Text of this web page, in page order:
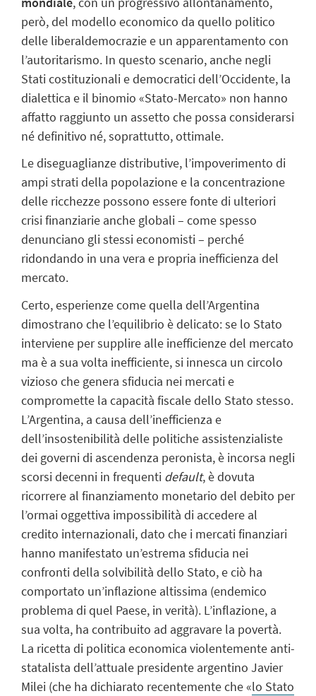
però, del modello economico da quello politico
delle liberaldemocrazie e un apparentamento con
l’autoritarismo. In questo scenario, anche negli
Stati costituzionali e democratici dell’Occidente, la
dialettica e il binomio «Stato-Mercato» non hanno
affatto raggiunto un assetto che possa considerarsi
né definitivo né, soprattutto, ottimale.
Le diseguaglianze distributive, l’impoverimento di
ampi strati della popolazione e la concentrazione
delle ricchezze possono essere fonte di ulteriori
crisi finanziarie anche globali – come spesso
denunciano gli stessi economisti – perché
ridondando in una vera e propria inefficienza del
mercato.
Certo, esperienze come quella dell’Argentina
dimostrano che l’equilibrio è delicato: se lo Stato
interviene per supplire alle inefficienze del mercato
ma è a sua volta inefficiente, si innesca un circolo
vizioso che genera sfiducia nei mercati e
compromette la capacità fiscale dello Stato stesso.
L’Argentina, a causa dell’inefficienza e
dell’insostenibilità delle politiche assistenzialiste
dei governi di ascendenza peronista, è incorsa negli
scorsi decenni in frequenti default, è dovuta
ricorrere al finanziamento monetario del debito per
l’ormai oggettiva impossibilità di accedere al
credito internazionali, dato che i mercati finanziari
hanno manifestato un’estrema sfiducia nei
confronti della solvibilità dello Stato, e ciò ha
comportato un’inflazione altissima (endemico
problema di quel Paese, in verità). L’inflazione, a
sua volta, ha contribuito ad aggravare la povertà.
La ricetta di politica economica violentemente anti-
statalista dell’attuale presidente argentino Javier
Milei (che ha dichiarato recentemente che «lo Stato